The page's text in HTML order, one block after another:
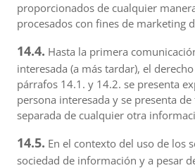
proporcionados de cualquier
procesados con fines de marketing
14.4. Hasta la primera
interesada (a más tardar), el
párrafos 14.1. y 14.2. se presenta
persona interesada y se presenta
separada de cualquier otra
14.5. En el contexto del uso de los
sociedad de información y a pesar